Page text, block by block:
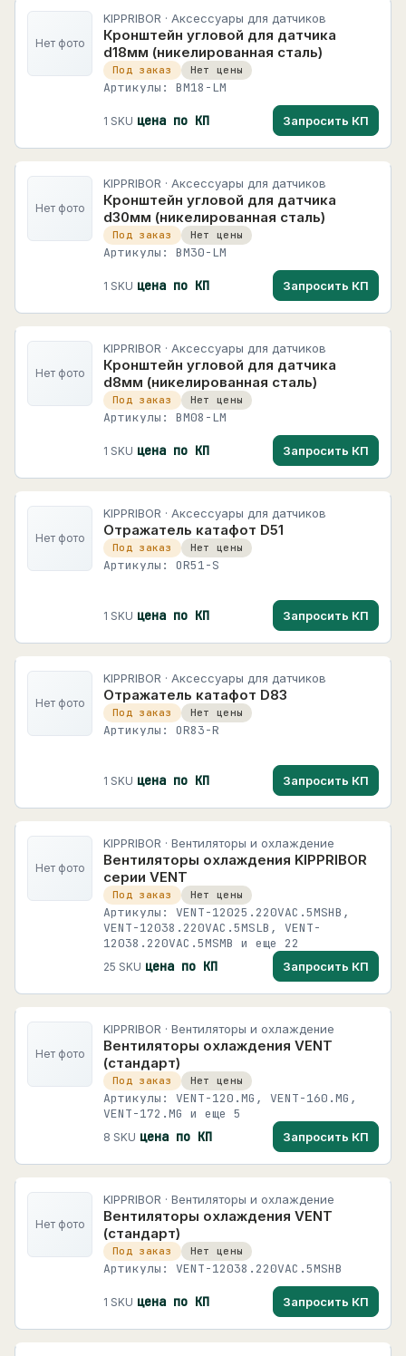
+ Низковольтная аппаратура
Шкафы, щитовое оборудование и монтаж
Кабельная продукция
Сигнализация, индикация и управление
Сетевое и телекоммуникационное
оборудование
34
+
Безопасность, видеонаблюдение и СКУД
Освещение
+
Процесс, пневматика и гидравлика
Энергетика и солнечные системы
Аксессуары, ЗИП и расходные материалы 188
Segnetics
13 карточек
МЕГА-К
96 карточек
Физтех
172 карточек
Нет фото
KIPPRIBOR · Аксессуары для датчиков
Кронштейн угловой для датчика
d18мм (никелированная сталь)
Под заказ Нет цены
Артикулы: BM18-LM
1 SKU цена по КП Запросить КП
Нет фото
KIPPRIBOR · Аксессуары для датчиков
Кронштейн угловой для датчика
d30мм (никелированная сталь)
Под заказ Нет цены
Артикулы: BM30-LM
1 SKU цена по КП Запросить КП
Нет фото
KIPPRIBOR · Аксессуары для датчиков
Кронштейн угловой для датчика
d8мм (никелированная сталь)
Под заказ Нет цены
Артикулы: BM08-LM
1 SKU цена по КП Запросить КП
Нет фото
KIPPRIBOR · Аксессуары для датчиков
Отражатель катафот D51
Под заказ Нет цены
Артикулы: OR51-S
1 SKU цена по КП Запросить КП
Нет фото
KIPPRIBOR · Аксессуары для датчиков
Отражатель катафот D83
Под заказ Нет цены
Артикулы: OR83-R
1 SKU цена по КП Запросить КП
Нет фото
KIPPRIBOR · Вентиляторы и охлаждение
Вентиляторы охлаждения KIPPRIBOR
серии VENT
Под заказ Нет цены
Артикулы: VENT-12025.220VAC.5MSHB,
VENT-12038.220VAC.5MSLB, VENT-
12038.220VAC.5MSMB и еще 22
25 SKU цена по КП Запросить КП
Нет фото
KIPPRIBOR · Вентиляторы и охлаждение
Вентиляторы охлаждения VENT
(стандарт)
Под заказ Нет цены
Артикулы: VENT-120.MG, VENT-160.MG,
VENT-172.MG и еще 5
8 SKU цена по КП Запросить КП
Нет фото
KIPPRIBOR · Вентиляторы и охлаждение
Вентиляторы охлаждения VENT
(стандарт)
Под заказ Нет цены
Артикулы: VENT-12038.220VAC.5MSHB
1 SKU цена по КП Запросить КП